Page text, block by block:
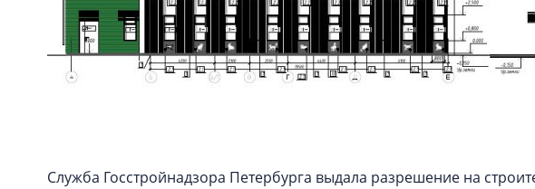
Служба Госстройнадзора Петербурга выдала разрешение на